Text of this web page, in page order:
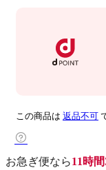
この商品は 返品不可
お急ぎ便なら11時